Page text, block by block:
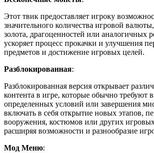
Этот твик предоставляет игроку
значительного количества игровой
золота, драгоценностей или аналогичных
ускоряет процесс прокачки и улучшения
предметов и достижение игровых целей.
Разблокированная:
Разблокированная версия открывает
контента в игре, которые обычно требуют
определенных условий или завершения
включать в себя открытие новых этапов,
вооружения, костюмов или других
расширяя возможности и разнообразие
Мод Меню: